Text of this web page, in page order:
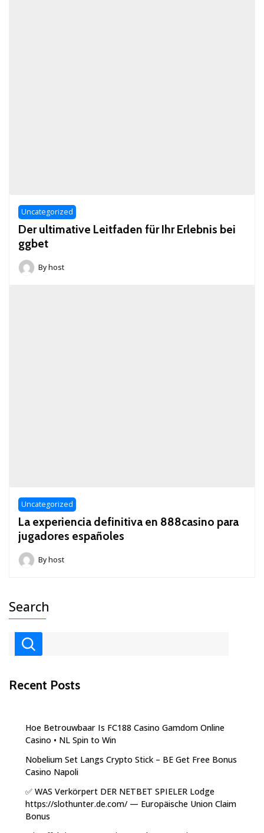
Uncategorized
Der ultimative Leitfaden für Ihr Erlebnis bei
ggbet
Byhost
Uncategorized
La experiencia definitiva en 888casino para
jugadores españoles
Byhost
Search
Recent Posts
Hoe Betrouwbaar Is FC188 Casino Gamdom Online
Casino • NL Spin to Win
Nobelium Set Langs Crypto Stick – BE Get Free Bonus
Casino Napoli
✅ WAS Verkörpert DER NETBET SPIELER Lodge
https://slothunter.de.com/ — Europäische Union Claim
Bonus